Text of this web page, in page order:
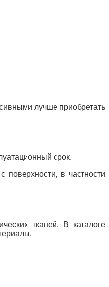
лучше приобретать
срок.
поверхности, в частности
тканей. В каталоге